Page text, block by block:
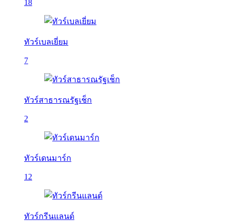
18
ทัวร์เบลเยี่ยม
7
ทัวร์สาธารณรัฐเช็ก
2
ทัวร์เดนมาร์ก
12
ทัวร์กรีนแลนด์